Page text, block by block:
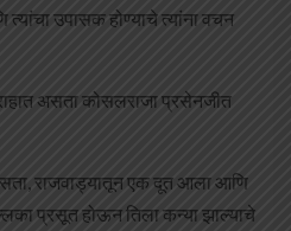
उपासक होण्याचे त्यांना वचन
असता कोसलराजा प्रसेनजीत
राजवाड्यातून एक दूत आला आणि
प्रसूत होऊन तिला कन्या झाल्याचे